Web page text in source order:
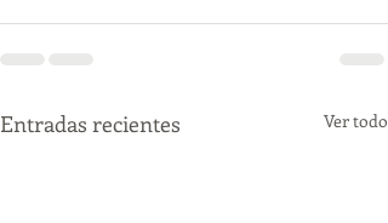
Entradas recientes Ver todo